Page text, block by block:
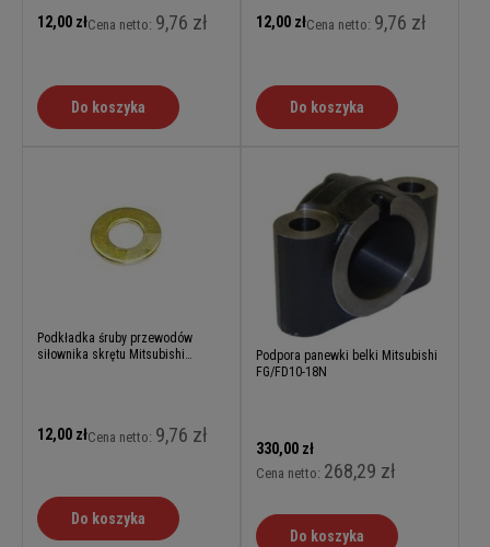
12,00 złCena netto: 9,76 zł
Do koszyka
12,00 złCena netto: 9,76 zł
Do koszyka
Podkładka śruby przewodów
siłownika skrętu Mitsubishi
12,00 złCena netto: 9,76 zł
Do koszyka
Podpora panewki belki Mitsubishi
FG/FD10-18N
330,00 zł
Cena netto: 268,29 zł
Do koszyka